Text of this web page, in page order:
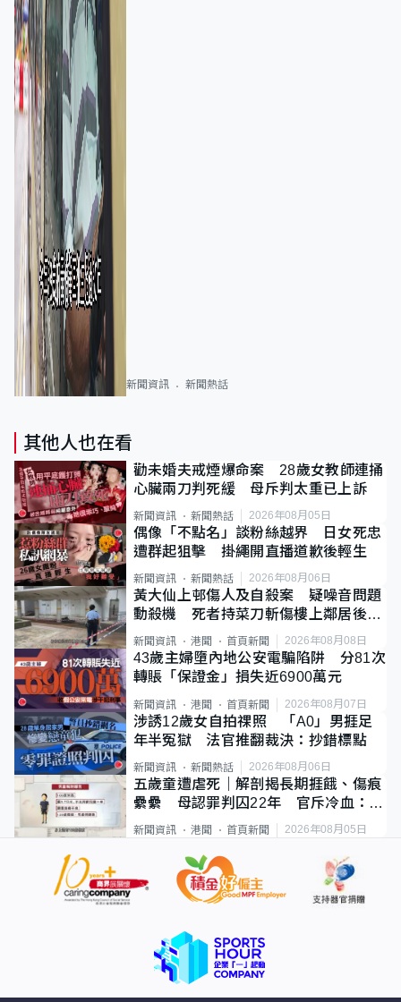
新聞資訊 新聞熱話
其他人也在看
勸未婚夫戒煙爆命案 28歲女教師連捅
心臟兩刀判死緩 母斥判太重已上訴
新聞資訊 新聞熱話 2026年08月05日
偶像「不點名」談粉絲越界 日女死忠
遭群起狙擊 掛繩開直播道歉後輕生
新聞資訊 新聞熱話 2026年08月06日
黃大仙上邨傷人及自殺案 疑噪音問題
動殺機 死者持菜刀斬傷樓上鄰居後墮
斃
新聞資訊 港聞 首頁新聞 2026年08月08日
43歲主婦墮內地公安電騙陷阱 分81次
轉賬「保證金」損失近6900萬元
新聞資訊 港聞 首頁新聞 2026年08月07日
涉誘12歲女自拍祼照 「A0」男捱足
年半冤獄 法官推翻裁決：抄錯標點
新聞資訊 新聞熱話 2026年08月06日
五歲童遭虐死｜解剖揭長期捱餓、傷痕
纍纍 母認罪判囚22年 官斥冷血：同
類案最惡劣
新聞資訊 港聞 首頁新聞 2026年08月05日